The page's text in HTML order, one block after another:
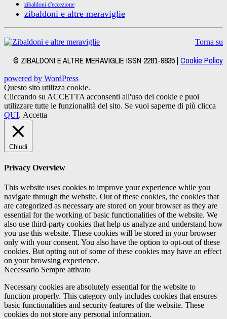
zibaldoni d'eccezione
zibaldoni e altre meraviglie
Torna su
© ZIBALDONI E ALTRE MERAVIGLIE ISSN 2281-9835 | Cookie Policy
powered by WordPress
Questo sito utilizza cookie.
Cliccando su ACCETTA acconsenti all'uso dei cookie e puoi
utilizzare tutte le funzionalità del sito. Se vuoi saperne di più clicca
QUI. Accetta
Chiudi
Privacy Overview
This website uses cookies to improve your experience while you
navigate through the website. Out of these cookies, the cookies that
are categorized as necessary are stored on your browser as they are
essential for the working of basic functionalities of the website. We
also use third-party cookies that help us analyze and understand how
you use this website. These cookies will be stored in your browser
only with your consent. You also have the option to opt-out of these
cookies. But opting out of some of these cookies may have an effect
on your browsing experience.
Necessario Sempre attivato
Necessary cookies are absolutely essential for the website to
function properly. This category only includes cookies that ensures
basic functionalities and security features of the website. These
cookies do not store any personal information.